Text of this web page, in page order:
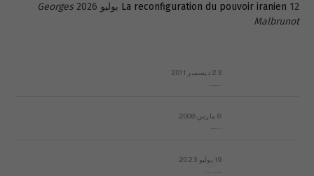
La reconfiguration du pouvoir iranien 12 يوليو 2026
Georges
Malbrunot
23 ديسمبر 2011
8 مارس 2008
19 يوليو 2023